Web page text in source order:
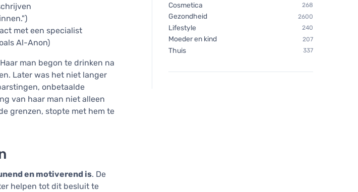
met een specialist
Al-Anon)
man begon te drinken na
Later was het niet langer
onbetaalde
van haar man niet alleen
grenzen, stopte met hem te
en motiverend is. De
helpen tot dit besluit te
Cosmetica 268
Gezondheid 2600
Lifestyle 240
Moeder en kind 207
Thuis 337